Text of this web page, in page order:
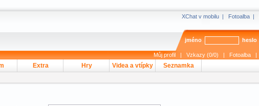
XChat v mobilu | Fotoalba |
jméno heslo
Můj profil | Vzkazy (0/0) | Fotoalba |
Extra Hry Videa a vtípky Seznamka